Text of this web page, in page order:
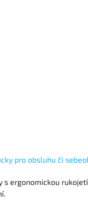
pro obsluhu či
s ergonomickou